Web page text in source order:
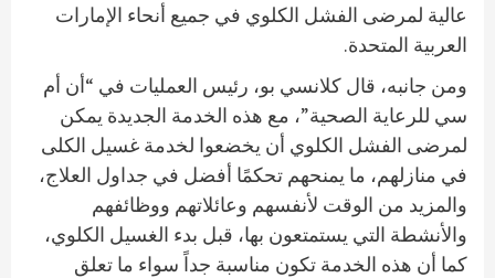
عالية لمرضى الفشل الكلوي في جميع أنحاء الإمارات
العربية المتحدة.
ومن جانبه، قال كلانسي بو، رئيس العمليات في “أن أم
سي للرعاية الصحية”، مع هذه الخدمة الجديدة يمكن
لمرضى الفشل الكلوي أن يخضعوا لخدمة غسيل الكلى
في منازلهم، ما يمنحهم تحكمًا أفضل في جداول العلاج،
والمزيد من الوقت لأنفسهم وعائلاتهم ووظائفهم
والأنشطة التي يستمتعون بها، قبل بدء الغسيل الكلوي،
كما أن هذه الخدمة تكون مناسبة جداً سواء ما تعلق